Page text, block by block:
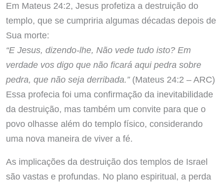
Em Mateus 24:2, Jesus profetiza a destruição do
templo, que se cumpriria algumas décadas depois de
Sua morte:
“E Jesus, dizendo-lhe, Não vede tudo isto? Em
verdade vos digo que não ficará aqui pedra sobre
pedra, que não seja derribada.”(Mateus 24:2 – ARC)
Essa profecia foi uma confirmação da inevitabilidade
da destruição, mas também um convite para que o
povo olhasse além do templo físico, considerando
uma nova maneira de viver a fé.
As implicações da destruição dos templos de Israel
são vastas e profundas. No plano espiritual, a perda